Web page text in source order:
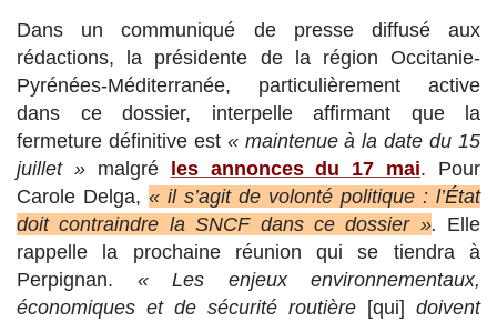
Dans un communiqué de presse diffusé aux
rédactions, la présidente de la région Occitanie-
Pyrénées-Méditerranée, particulièrement active
dans ce dossier, interpelle affirmant que la
fermeture définitive est « maintenue à la date du 15
juillet »malgré les annonces du 17 mai. Pour
Carole Delga, « il s’agit de volonté politique : l’État
doit contraindre la SNCF dans ce dossier ». Elle
rappelle la prochaine réunion qui se tiendra à
Perpignan. « Les enjeux environnementaux,
économiques et de sécurité routière [qui] doivent